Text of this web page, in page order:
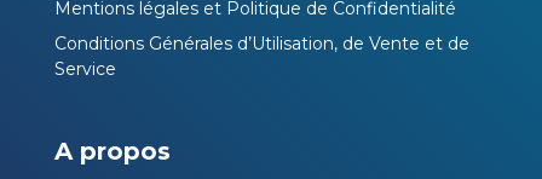
Mentions légales et Politique de Confidentialité
Conditions Générales d’Utilisation, de Vente et de
Service
A propos